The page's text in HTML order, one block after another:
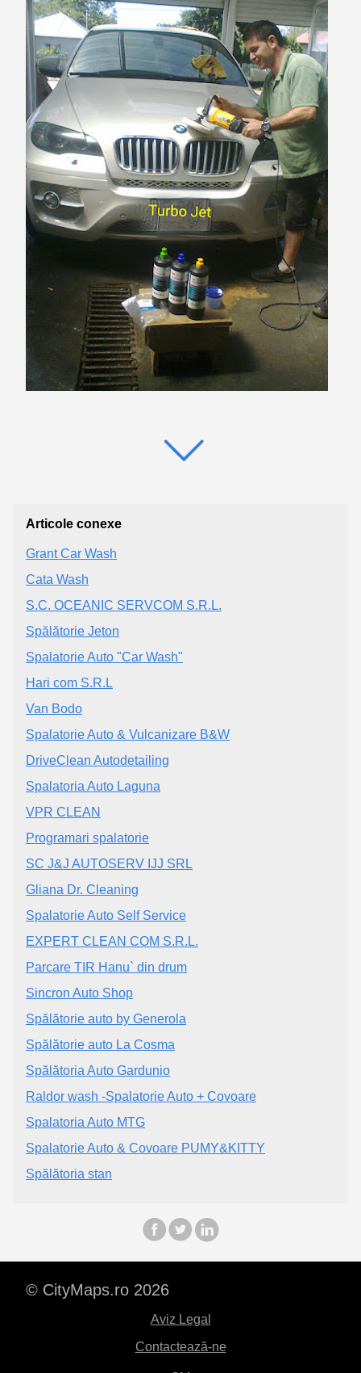
Articole conexe
Grant Car Wash
Cata Wash
S.C. OCEANIC SERVCOM S.R.L.
Spălătorie Jeton
Spalatorie Auto "Car Wash"
Hari com S.R.L
Van Bodo
Spalatorie Auto & Vulcanizare B&W
DriveClean Autodetailing
Spalatoria Auto Laguna
VPR CLEAN
Programari spalatorie
SC J&J AUTOSERV IJJ SRL
Gliana Dr. Cleaning
Spalatorie Auto Self Service
EXPERT CLEAN COM S.R.L.
Parcare TIR Hanu` din drum
Sincron Auto Shop
Spălătorie auto by Generola
Spălătorie auto La Cosma
Spălătoria Auto Gardunio
Raldor wash -Spalatorie Auto + Covoare
Spalatoria Auto MTG
Spalatorie Auto & Covoare PUMY&KITTY
Spălătoria stan
© CityMaps.ro 2026
Aviz Legal
Contactează-ne